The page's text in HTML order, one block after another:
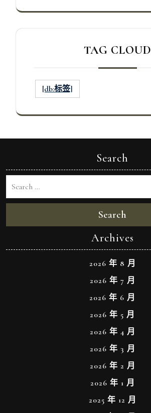
TAG CLOUD
[db:标签]
Search
Search
Archives
2026 年 8 月
2026 年 7 月
2026 年 6 月
2026 年 5 月
2026 年 4 月
2026 年 3 月
2026 年 2 月
2026 年 1 月
2025 年 12 月